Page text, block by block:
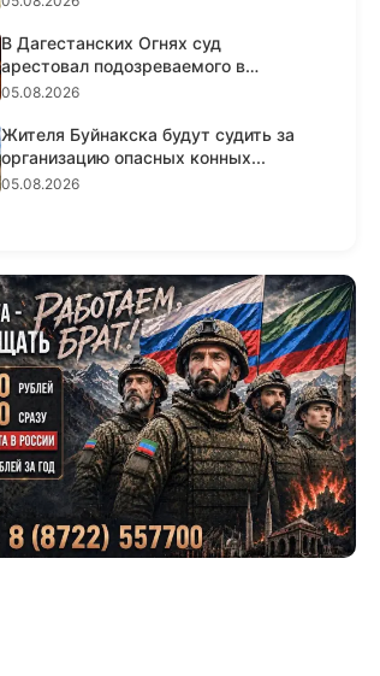
В Дагестанских Огнях суд
арестовал подозреваемого в
крупном...
05.08.2026
Жителя Буйнакска будут судить за
организацию опасных конных...
05.08.2026